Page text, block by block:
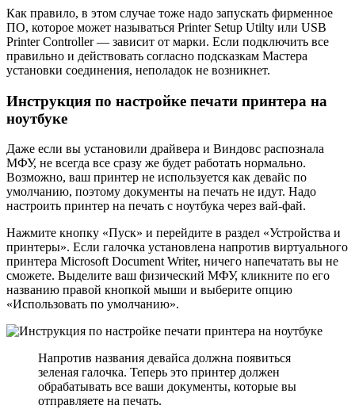
Как правило, в этом случае тоже надо запускать фирменное
ПО, которое может называться Printer Setup Utilty или USB
Printer Controller — зависит от марки. Если подключить все
правильно и действовать согласно подсказкам Мастера
установки соединения, неполадок не возникнет.
Инструкция по настройке печати принтера на
ноутбуке
Даже если вы установили драйвера и Виндовс распознала
МФУ, не всегда все сразу же будет работать нормально.
Возможно, ваш принтер не используется как девайс по
умолчанию, поэтому документы на печать не идут. Надо
настроить принтер на печать с ноутбука через вай-фай.
Нажмите кнопку «Пуск» и перейдите в раздел «Устройства и
принтеры». Если галочка установлена напротив виртуального
принтера Microsoft Document Writer, ничего напечатать вы не
сможете. Выделите ваш физический МФУ, кликните по его
названию правой кнопкой мыши и выберите опцию
«Использовать по умолчанию».
Напротив названия девайса должна появиться
зеленая галочка. Теперь это принтер должен
обрабатывать все ваши документы, которые вы
отправляете на печать.